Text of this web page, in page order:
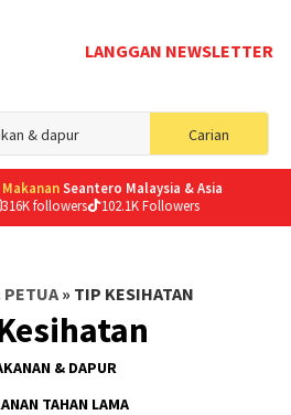
LANGGAN NEWSLETTER
Carian
for:
Seantero Malaysia & Asia
316K followers 102.1K Followers
» TIP KESIHATAN
& DAPUR
TAHAN LAMA